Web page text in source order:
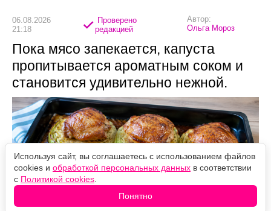
06.08.2026
21:18
Проверено
редакцией
Автор:
Ольга Мороз
Пока мясо запекается, капуста
пропитывается ароматным соком и
становится удивительно нежной.
Используя сайт, вы соглашаетесь с использованием файлов
cookies и обработкой персональных данных в соответствии
с Политикой cookies
Понятно